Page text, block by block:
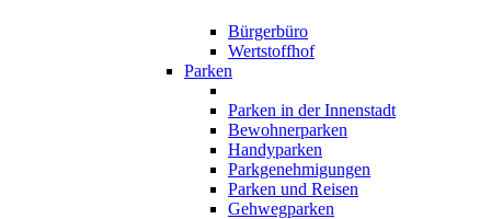
Bürgerbüro
Wertstoffhof
Parken
Parken in der Innenstadt
Bewohnerparken
Handyparken
Parkgenehmigungen
Parken und Reisen
Gehwegparken